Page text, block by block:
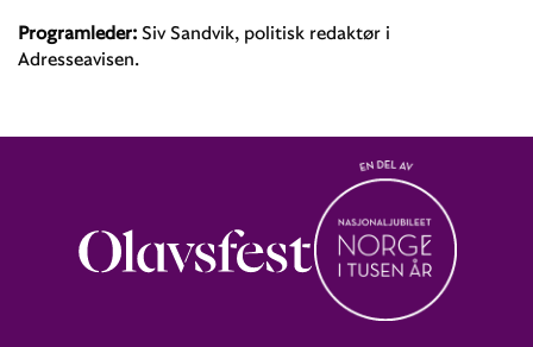
Programleder: Siv Sandvik, politisk redaktør i
Adresseavisen.